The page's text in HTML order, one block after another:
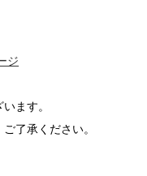
ジ
ます。
了承ください。